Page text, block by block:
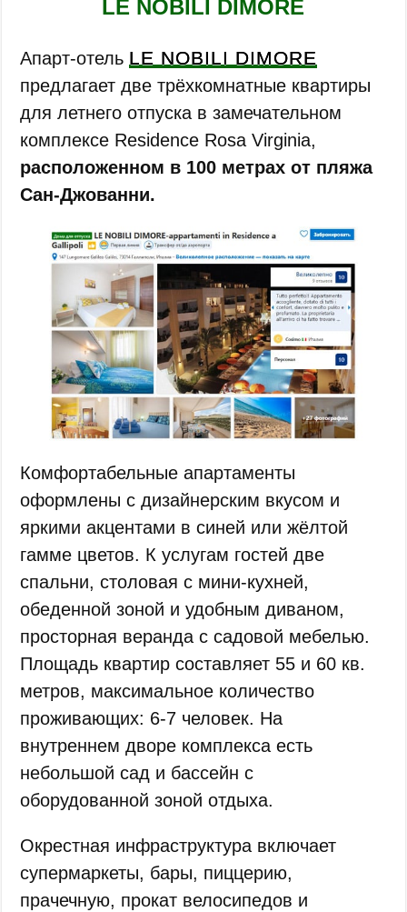
LE NOBILI DIMORE
Апарт-отель LE NOBILI DIMORE
предлагает две трёхкомнатные квартиры
для летнего отпуска в замечательном
комплексе Residence Rosa Virginia,
расположенном в 100 метрах от пляжа
Сан-Джованни.
Комфортабельные апартаменты
оформлены с дизайнерским вкусом и
яркими акцентами в синей или жёлтой
гамме цветов. К услугам гостей две
спальни, столовая с мини-кухней,
обеденной зоной и удобным диваном,
просторная веранда с садовой мебелью.
Площадь квартир составляет 55 и 60 кв.
метров, максимальное количество
проживающих: 6-7 человек. На
внутреннем дворе комплекса есть
небольшой сад и бассейн с
оборудованной зоной отдыха.
Окрестная инфраструктура включает
супермаркеты, бары, пиццерию,
прачечную, прокат велосипедов и